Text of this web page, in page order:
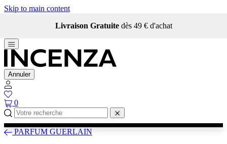
Skip to main content
Livraison Gratuite dès 49 € d'achat
Annuler
0
PARFUM GUERLAIN